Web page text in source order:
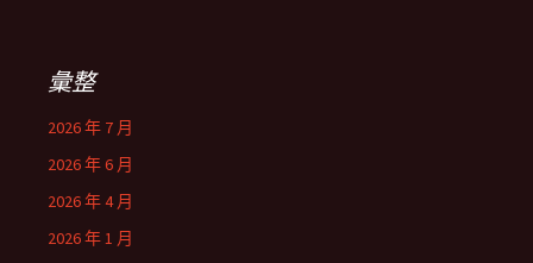
彙整
2026 年 7 月
2026 年 6 月
2026 年 4 月
2026 年 1 月